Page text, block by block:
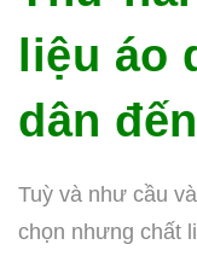
liệu áo
dân
Tuỳ và như cầu
chọn nhưng chất